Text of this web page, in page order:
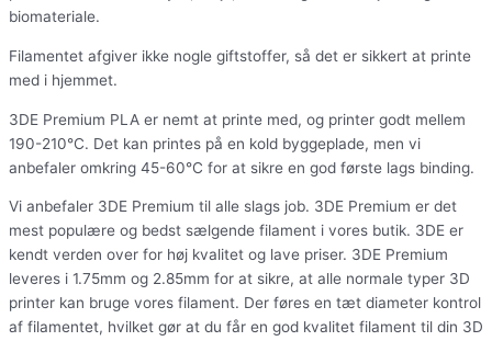
biomateriale.
Filamentet afgiver ikke nogle giftstoffer, så det er sikkert at printe
med i hjemmet.
3DE Premium PLA er nemt at printe med, og printer godt mellem
190-210°C. Det kan printes på en kold byggeplade, men vi
anbefaler omkring 45-60°C for at sikre en god første lags binding.
Vi anbefaler 3DE Premium til alle slags job. 3DE Premium er det
mest populære og bedst sælgende filament i vores butik. 3DE er
kendt verden over for høj kvalitet og lave priser. 3DE Premium
leveres i 1.75mm og 2.85mm for at sikre, at alle normale typer 3D
printer kan bruge vores filament. Der føres en tæt diameter kontrol
af filamentet, hvilket gør at du får en god kvalitet filament til din 3D